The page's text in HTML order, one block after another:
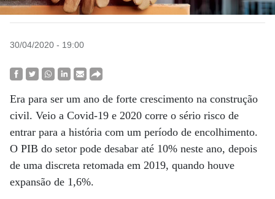
30/04/2020 - 19:00
Era para ser um ano de forte crescimento na construção
civil. Veio a Covid-19 e 2020 corre o sério risco de
entrar para a história com um período de encolhimento.
O PIB do setor pode desabar até 10% neste ano, depois
de uma discreta retomada em 2019, quando houve
expansão de 1,6%.